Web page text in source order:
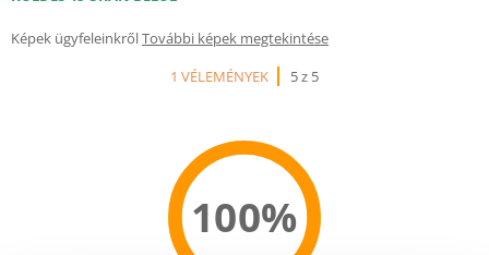
Képek ügyfeleinkrőlTovábbi képek megtekintése
1 VÉLEMÉNYEK
5 z 5
100%